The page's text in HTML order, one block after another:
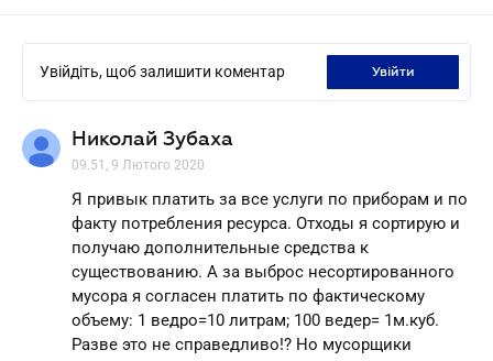
Увійдіть, щоб залишити коментар увійти
Николай Зубаха
09.51, 9 Лютого 2020
Я привык платить за все услуги по приборам и по
факту потребления ресурса. Отходы я сортирую и
получаю дополнительные средства к
существованию. А за выброс несортированного
мусора я согласен платить по фактическому
объему: 1 ведро=10 литрам; 100 ведер= 1м.куб.
Разве это не справедливо!? Но мусорщики